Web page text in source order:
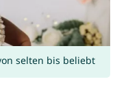
selten bis beliebt